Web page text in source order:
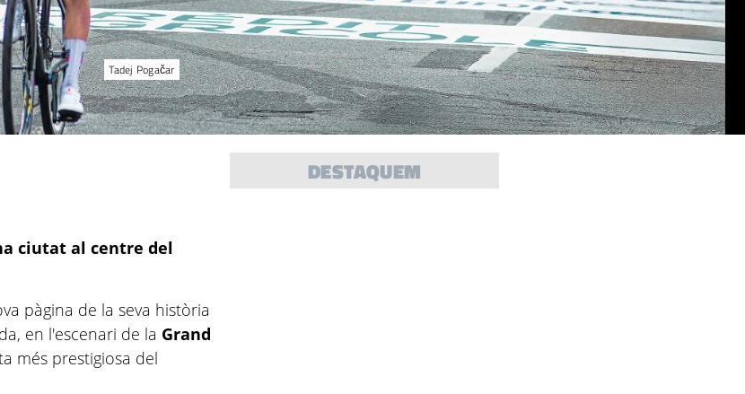
Tadej Pogačar
ciutat al centre del
pàgina de la seva història
en l'escenari de la Grand
més prestigiosa del
DESTAQUEM